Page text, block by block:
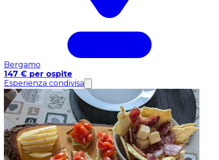
Bergamo
147 € per ospite
Esperienza condivisa